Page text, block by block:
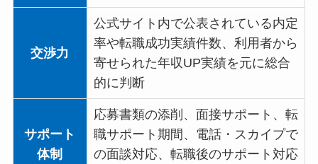
交渉力
公式サイト内で公表されている内定
率や転職成功実績件数、利用者から
寄せられた年収UP実績を元に総合
的に判断
サポート
体制
応募書類の添削、面接サポート、転
職サポート期間、電話・スカイプで
の面談対応、転職後のサポート対応